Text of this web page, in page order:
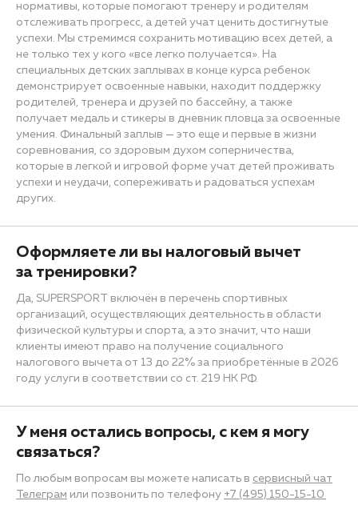
нормативы, которые помогают тренеру и родителям
отслеживать прогресс, а детей учат ценить достигнутые
успехи. Мы стремимся сохранить мотивацию всех детей, а
не только тех у кого «все легко получается». На
специальных детских заплывах в конце курса ребенок
демонстрирует освоенные навыки, находит поддержку
родителей, тренера и друзей по бассейну, а также
получает медаль и стикеры в дневник пловца за освоенные
умения. Финальный заплыв — это еще и первые в жизни
соревнования, со здоровым духом соперничества,
которые в легкой и игровой форме учат детей проживать
успехи и неудачи, сопереживать и радоваться успехам
других.
Оформляете ли вы налоговый вычет
за тренировки?
Да, SUPERSPORT включён в перечень спортивных
организаций, осуществляющих деятельность в области
физической культуры и спорта, а это значит, что наши
клиенты имеют право на получение социального
налогового вычета от 13 до 22% за приобретённые в 2026
году услуги в соответствии со ст. 219 НК РФ.
У меня остались вопросы, с кем я могу
связаться?
По любым вопросам вы можете написать в сервисный чат
Телеграм или позвонить по телефону +7 (495) 150-15-10